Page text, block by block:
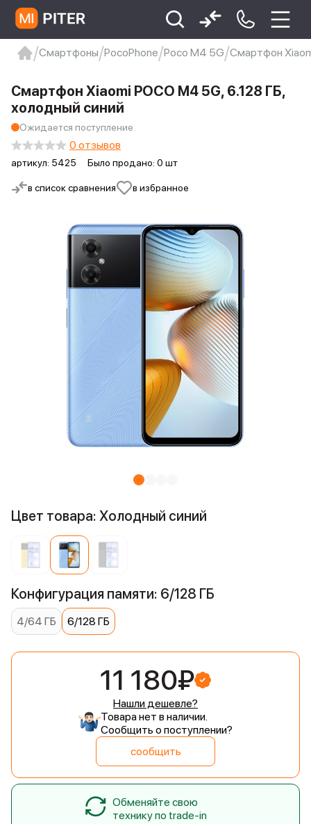
Xiaomi 9 про
xiaomi redmi 12c
Смартфоны PocoPhone Poco M4 5G Смартфон
в список сравнения в избранное
Смартфон Xiaomi POCO M4 5G, 6.128 ГБ,
холодный синий
Ожидается поступление
артикул: 5425 Было продано: 0 шт
0 отзывов
Цвет товара: Холодный синий
Конфигурация памяти: 6/128 ГБ
4/64 ГБ 6/128 ГБ
11 180₽
Нашли дешевле?
Товара нет в наличии.
Сообщить о поступлении?
сообщить
Обменяйте свою
технику по trade-in